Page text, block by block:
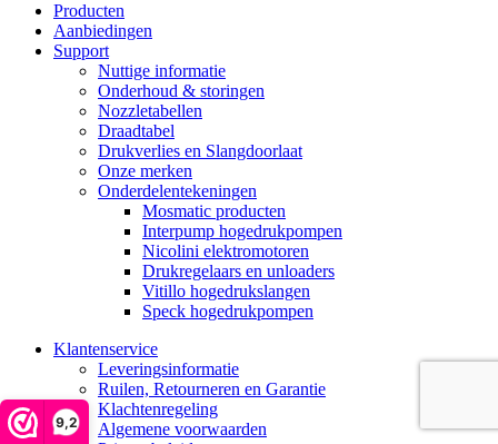
9,2
Producten
Aanbiedingen
Support
Nuttige informatie
Onderhoud & storingen
Nozzletabellen
Draadtabel
Drukverlies en Slangdoorlaat
Onze merken
Onderdelentekeningen
Mosmatic producten
Interpump hogedrukpompen
Nicolini elektromotoren
Drukregelaars en unloaders
Vitillo hogedrukslangen
Speck hogedrukpompen
Klantenservice
Leveringsinformatie
Ruilen, Retourneren en Garantie
Klachtenregeling
Algemene voorwaarden